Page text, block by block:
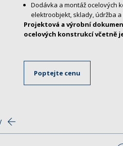
Dodávka a montáž ocelových
elektroobjekt, sklady, údržba
Projektová a výrobní
ocelových konstrukcí včetně
Poptejte cenu